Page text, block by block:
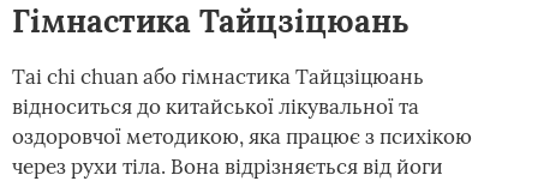
Гімнастика Тайцзіцюань
Tai chi chuan або гімнастика Тайцзіцюань
відноситься до китайської лікувальної та
оздоровчої методикою, яка працює з психікою
через рухи тіла. Вона відрізняється від йоги